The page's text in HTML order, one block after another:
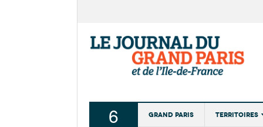
6 Grand Paris Territoires